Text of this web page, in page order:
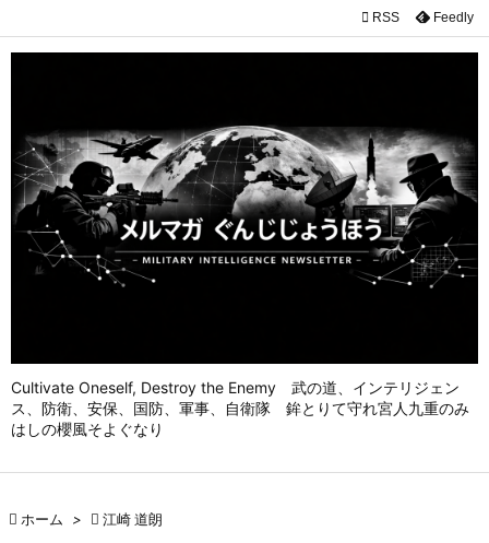
Cultivate Oneself, Destroy the Enemy 武の道、インテリジェン
ス、防衛、安保、国防、軍事、自衛隊 鉾とりて守れ宮人九重のみ
はしの櫻風そよぐなり


次へ

検索
 RSS Feedly
 ホーム >  江崎 道朗